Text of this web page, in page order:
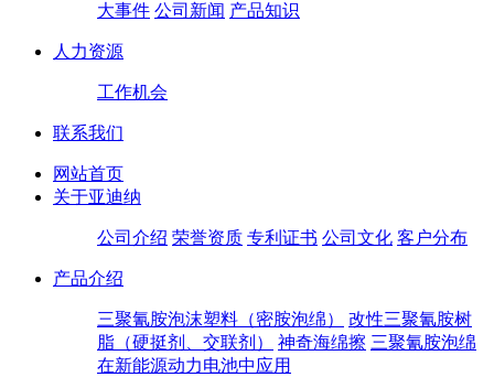
大事件 公司新闻 产品知识
人力资源
工作机会
联系我们
网站首页
关于亚迪纳
公司介绍 荣誉资质 专利证书 公司文化 客户分布
产品介绍
三聚氰胺泡沫塑料（密胺泡绵）
改性三聚氰胺树
脂（硬挺剂、交联剂）
神奇海绵擦 三聚氰胺泡绵
在新能源动力电池中应用